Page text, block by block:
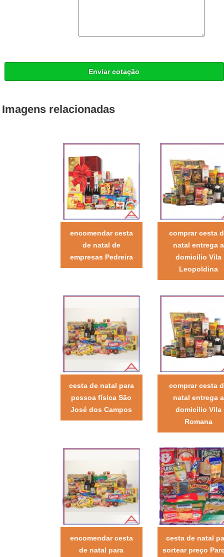
Enviar cotação
Imagens relacionadas
encomendar cesta
de natal de
empresas Pedreira
comprar cesta
natal entrega a
domicílio Vila
Leopoldina
cesta de natal para
pessoa física São
José dos Campos
comprar cesta
natal entrega a
domicílio Vila
Romana
encomendar cesta
de natal para
cesta de natal
sortear preço